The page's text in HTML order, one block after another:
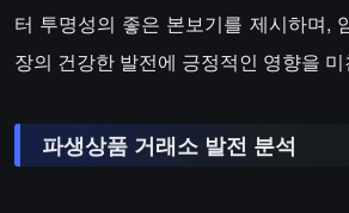
터 투명성의 좋은 본보기를 제시하며,
장의 건강한 발전에 긍정적인 영향을 미
파생상품 거래소 발전 분석